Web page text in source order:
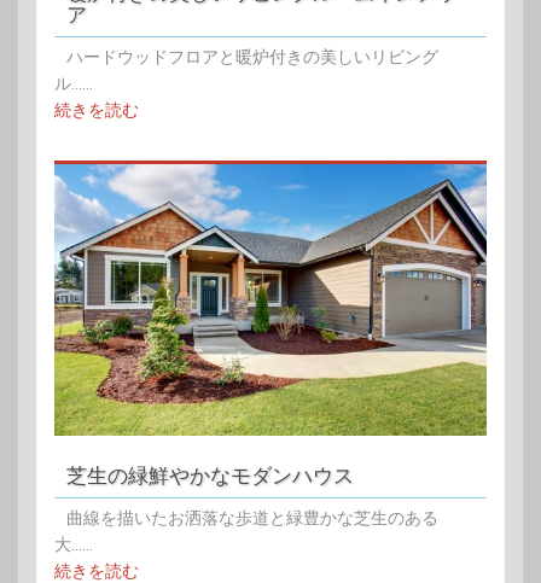
ア
ハードウッドフロアと暖炉付きの美しいリビング
ル......
続きを読む
芝生の緑鮮やかなモダンハウス
曲線を描いたお洒落な歩道と緑豊かな芝生のある
大......
続きを読む